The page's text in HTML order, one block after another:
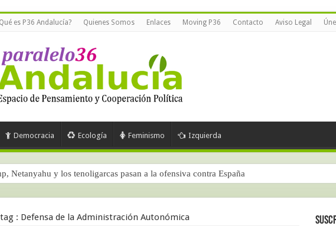
es P36 Andalucía? Quienes Somos Enlaces Moving P36 Contacto Aviso Legal
Democracia Ecología Feminismo Izquierda
Netanyahu y los tenoligarcas pasan a la ofensiva contra España
: Defensa de la Administración Autonómica